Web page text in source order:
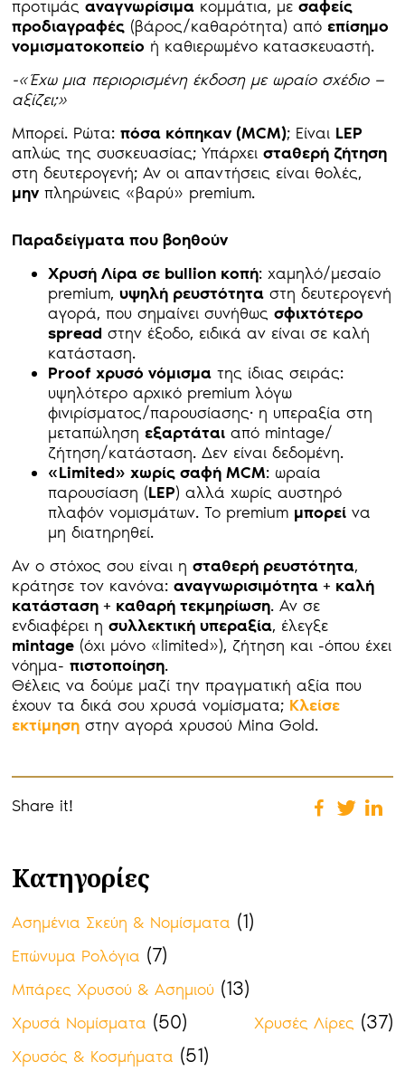
προτιμάςαναγνωρίσιμα κομμάτια, μεσαφείς
προδιαγραφές (βάρος/καθαρότητα) απόεπίσημο
νομισματοκοπείο ή καθιερωμένο κατασκευαστή.
-«Έχω μια περιορισμένη έκδοση με ωραίο σχέδιο —
αξίζει;»
Μπορεί. Ρώτα:πόσα κόπηκαν (MCM); Είναι LEP
απλώς της συσκευασίας; Υπάρχεισταθερή ζήτηση
στη δευτερογενή; Αν οι απαντήσεις είναι θολές,
μην πληρώνεις «βαρύ» premium.
Παραδείγματα που βοηθούν
Χρυσή Λίρα σε bullion κοπή: χαμηλό/μεσαίο
premium,υψηλή ρευστότητα στη δευτερογενή
αγορά, που σημαίνει συνήθωςσφιχτότερο
spread στην έξοδο, ειδικά αν είναι σε καλή
κατάσταση.
Proof χρυσό νόμισμα της ίδιας σειράς:
υψηλότερο αρχικό premium λόγω
φινιρίσματος/παρουσίασης· η υπεραξία στη
μεταπώλησηεξαρτάται από mintage/
ζήτηση/κατάσταση. Δεν είναι δεδομένη.
«Limited» χωρίς σαφή MCM: ωραία
παρουσίαση (LEP) αλλά χωρίς αυστηρό
πλαφόν νομισμάτων. Το premium μπορεί να
μη διατηρηθεί.
Αν ο στόχος σου είναι ησταθερή ρευστότητα,
κράτησε τον κανόνα:αναγνωρισιμότητα + καλή
κατάσταση + καθαρή τεκμηρίωση. Αν σε
ενδιαφέρει ησυλλεκτική υπεραξία, έλεγξε
mintage (όχι μόνο «limited»), ζήτηση και -όπου έχει
νόημα-πιστοποίηση.
Θέλεις να δούμε μαζί την πραγματική αξία που
έχουν τα δικά σου χρυσά νομίσματα; Κλείσε
εκτίμηση στην αγορά χρυσού Mina Gold.
Share it!
Κατηγορίες
Ασημένια Σκεύη & Νομίσματα (1)
Επώνυμα Ρολόγια (7)
Μπάρες Χρυσού & Ασημιού (13)
Χρυσά Νομίσματα (50) Χρυσές Λίρες (37)
Χρυσός & Κοσμήματα (51)